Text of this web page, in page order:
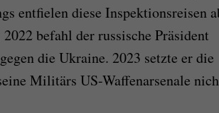
entfielen diese Inspektionsreisen
befahl der russische Präsident
die Ukraine. 2023 setzte er die
Militärs US-Waffenarsenale